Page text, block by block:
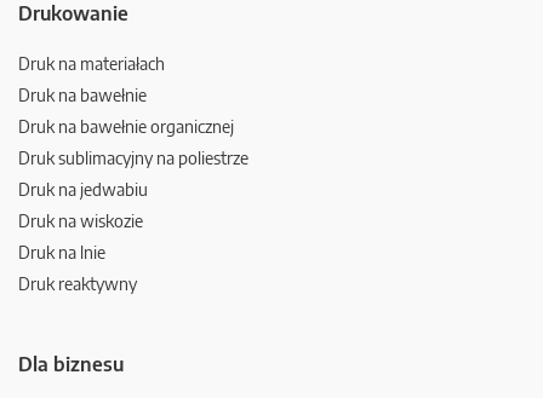
Drukowanie
Druk na materiałach
Druk na bawełnie
Druk na bawełnie organicznej
Druk sublimacyjny na poliestrze
Druk na jedwabiu
Druk na wiskozie
Druk na lnie
Druk reaktywny
Dla biznesu